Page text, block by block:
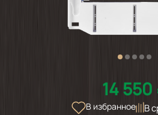
14 550
В избранное В